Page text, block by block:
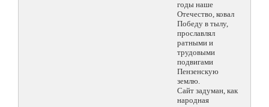
годы наше
Отечество, ковал
Победу в тылу,
прославлял
ратными и
трудовыми
подвигами
Пензенскую
землю.
Сайт задуман, как
народная